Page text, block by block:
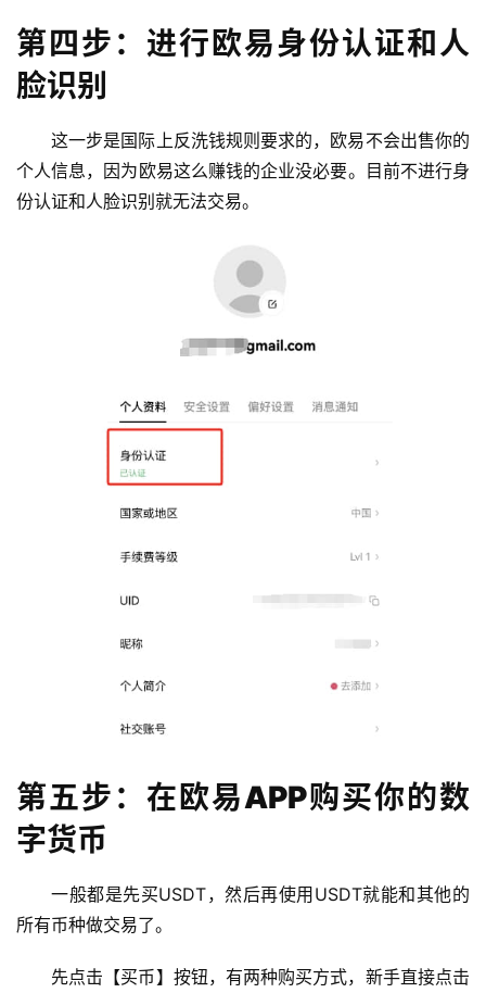
第四步：进行欧易身份认证和人
脸识别
这一步是国际上反洗钱规则要求的，欧易不会出售你的
个人信息，因为欧易这么赚钱的企业没必要。目前不进行身
份认证和人脸识别就无法交易。
第五步：在欧易APP购买你的数
字货币
一般都是先买USDT，然后再使用USDT就能和其他的
所有币种做交易了。
先点击【买币】按钮，有两种购买方式，新手直接点击